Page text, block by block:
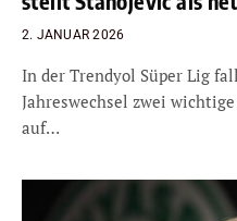
2. JANUAR 2026
In der Trendyol Süper Lig
Jahreswechsel zwei
auf…